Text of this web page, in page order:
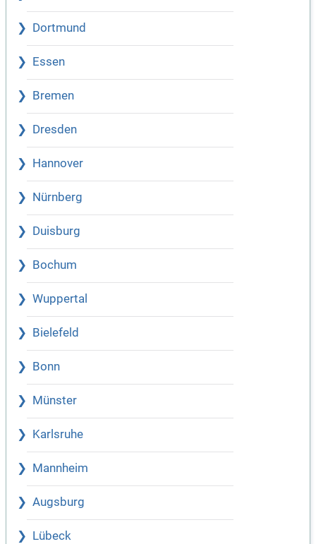
Dortmund
Essen
Bremen
Dresden
Hannover
Nürnberg
Duisburg
Bochum
Wuppertal
Bielefeld
Bonn
Münster
Karlsruhe
Mannheim
Augsburg
Lübeck